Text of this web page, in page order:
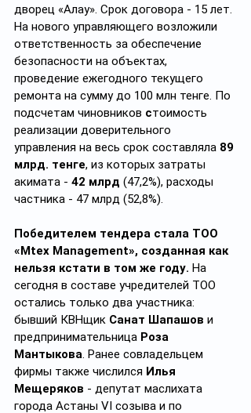
дворец «Алау». Срок договора - 15 лет.
На нового управляющего возложили
ответственность за обеспечение
безопасности на объектах,
проведение ежегодного текущего
ремонта на сумму до 100 млн тенге. По
подсчетам чиновников стоимость
реализации доверительного
управления на весь срок составляла 89
млрд. тенге, из которых затраты
акимата - 42 млрд (47,2%), расходы
частника - 47 млрд (52,8%).
Победителем тендера стала ТОО
«Mtex Management», созданная как
нельзя кстати в том же году. На
сегодня в составе учредителей ТОО
остались только два участника:
бывший КВНщик Санат Шапашов и
предпринимательница Роза
Мантыкова. Ранее совладельцем
фирмы также числился Илья
Мещеряков - депутат маслихата
города Астаны VI созыва и по